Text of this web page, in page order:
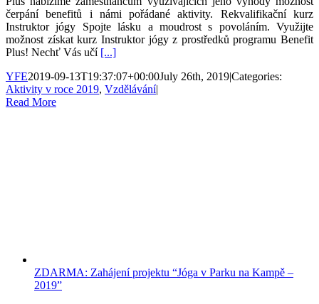
čerpání benefitů i námi pořádané aktivity. Rekvalifikační kurz
Instruktor jógy Spojte lásku a moudrost s povoláním. Využijte
možnost získat kurz Instruktor jógy z prostředků programu Benefit
Plus! Nechť Vás učí [...]
YFE2019-09-13T19:37:07+00:00July 26th, 2019|Categories:
Aktivity v roce 2019, Vzdělávání|
Read More
ZDARMA: Zahájení projektu “Jóga v Parku na Kampě –
2019”